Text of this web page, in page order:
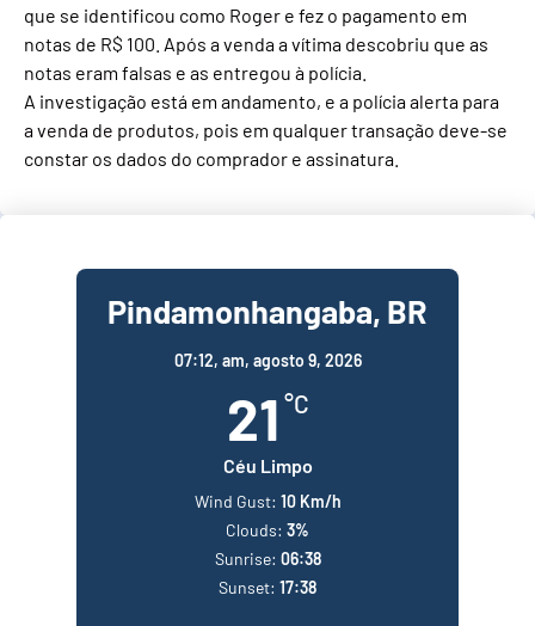
que se identificou como Roger e fez o pagamento em
notas de R$ 100. Após a venda a vítima descobriu que as
notas eram falsas e as entregou à polícia.
A investigação está em andamento, e a polícia alerta para
a venda de produtos, pois em qualquer transação deve-se
constar os dados do comprador e assinatura.
Pindamonhangaba, BR
07:12, am, agosto 9, 2026
21 °C
Céu Limpo
Wind Gust: 10 Km/h
Clouds: 3%
Sunrise: 06:38
Sunset: 17:38